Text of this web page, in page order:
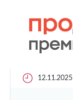
12.11.2025